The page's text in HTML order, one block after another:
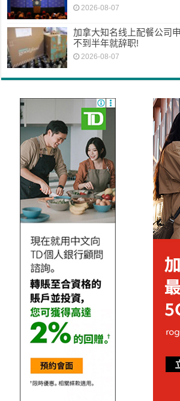
2026-08-07
加拿大知名线上配餐公司
不到半年就辞职!
2026-08-07